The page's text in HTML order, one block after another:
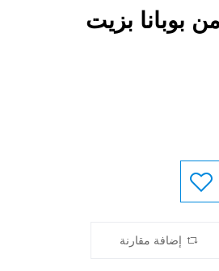
بوبانا بزيت
إضافة مقارنة